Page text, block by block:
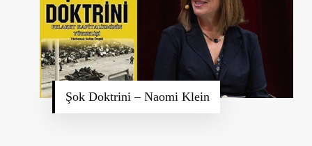
Şok Doktrini – Naomi Klein